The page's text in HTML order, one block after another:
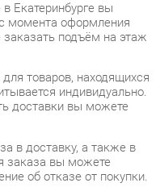
товаров, находящихся
индивидуально.
доставки вы можете
доставку, а также в
вы можете
об отказе от покупки.
Если Вы
поврежденную
-бесплатна.